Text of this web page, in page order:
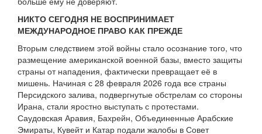
НИКТО СЕГОДНЯ НЕ ВОСПРИНИМАЕТ
МЕЖДУНАРОДНОЕ ПРАВО КАК ПРЕЖДЕ
Вторым следствием этой войны стало осознание того, что
размещение американской военной базы, вместо защиты
страны от нападения, фактически превращает её в
мишень. Начиная с 28 февраля 2026 года все страны
Персидского залива, подвергнутые обстрелам со стороны
Ирана, стали яростно выступать с протестами.
Саудовская Аравия, Бахрейн, Объединенные Арабские
Эмираты, Кувейт и Катар подали жалобы в Совет